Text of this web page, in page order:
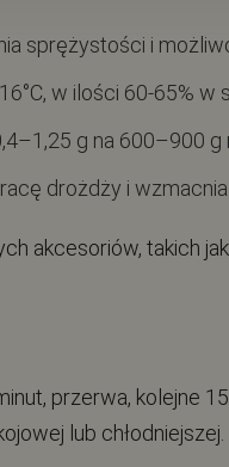
sprężystości i
w ilości 60-65% w
g na 600–900
drożdży i
akcesoriów, takich jak
przerwa, kolejne
lub chłodniejszej.